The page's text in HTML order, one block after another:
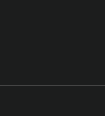
màn hình Android